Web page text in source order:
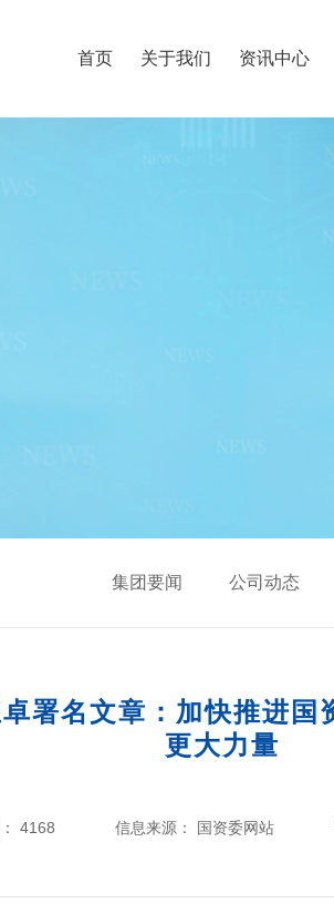
首页 关于我们 资讯中心
集团要闻 公司动态
署名文章：加快推进
更大力量
4168 信息来源： 国资委网站